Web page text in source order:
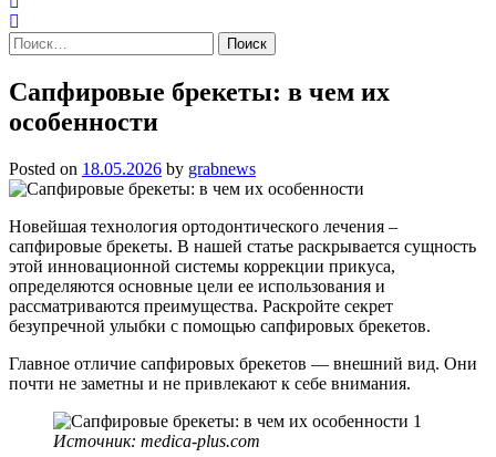
Найти:
Сапфировые брекеты: в чем их
особенности
Posted on 18.05.2026 by grabnews
Новейшая технология ортодонтического лечения –
сапфировые брекеты. В нашей статье раскрывается сущность
этой инновационной системы коррекции прикуса,
определяются основные цели ее использования и
рассматриваются преимущества. Раскройте секрет
безупречной улыбки с помощью сапфировых брекетов.
Главное отличие сапфировых брекетов — внешний вид. Они
почти не заметны и не привлекают к себе внимания.
Источник: medica-plus.com